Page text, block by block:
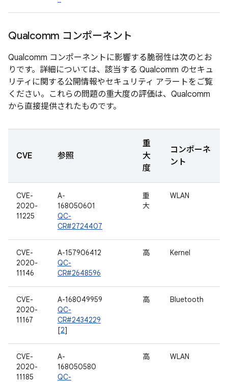
Qualcomm コンポーネント
Qualcomm コンポーネントに影響する脆弱性は次のとお
りです。詳細については、該当する Qualcomm のセキュ
リティに関する公開情報やセキュリティ アラートをご覧
ください。これらの問題の重大度の評価は、Qualcomm
から直接提供されたものです。
CVE 参照
重
大
度
コンポーネ
ント
CVE-
2020-
11225
A-
168050601
QC-
CR#2724407
重
大
WLAN
CVE-
2020-
11146
A-157906412
QC-
CR#2648596
高 Kernel
CVE-
2020-
11167
A-168049959
QC-
CR#2434229
[2]
高 Bluetooth
CVE-
2020-
11185
A-
168050580
QC-
高 WLAN